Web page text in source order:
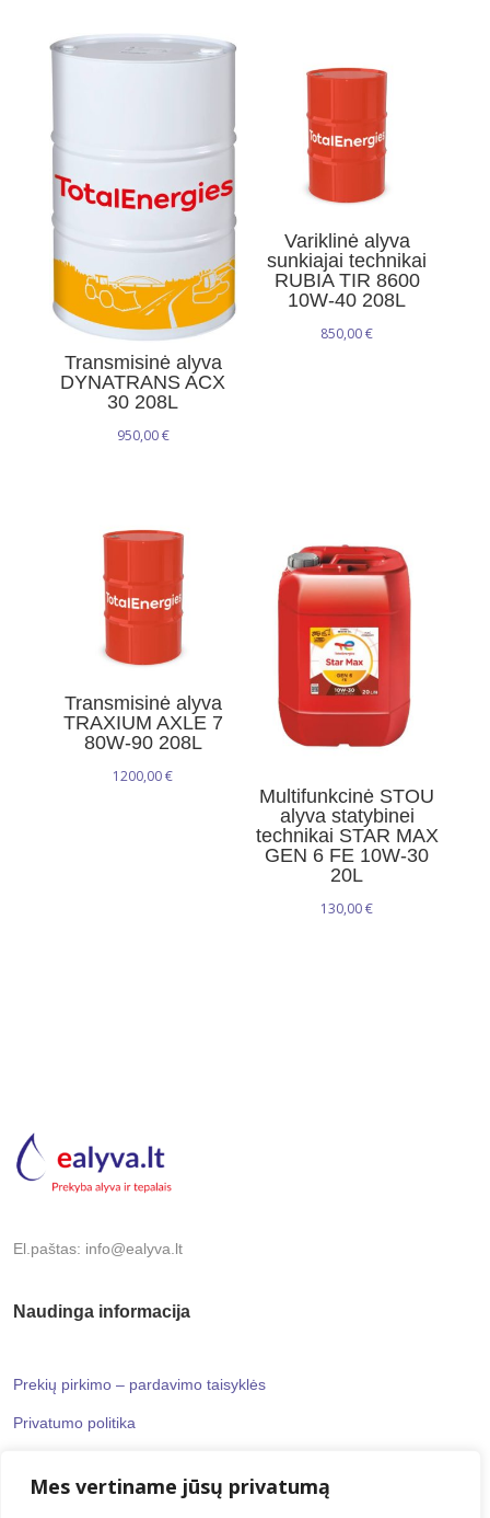
Mes vertiname jūsų privatumą
Transmisinė alyva
DYNATRANS ACX
30 208L
950,00€
Variklinė alyva
sunkiajai technikai
RUBIA TIR 8600
10W-40 208L
850,00€
Transmisinė alyva
TRAXIUM AXLE 7
80W-90 208L
1200,00€
Multifunkcinė STOU
alyva statybinei
technikai STAR MAX
GEN 6 FE 10W-30
20L
130,00€
El.paštas: info@ealyva.lt
Naudinga informacija
Prekių pirkimo – pardavimo taisyklės
Privatumo politika
Informaciniai puslapiai